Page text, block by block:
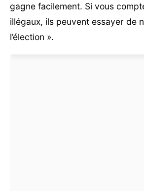
gagne facilement. Si vous
illégaux, ils peuvent essayer de
l’élection ».